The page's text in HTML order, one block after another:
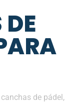
de pádel,